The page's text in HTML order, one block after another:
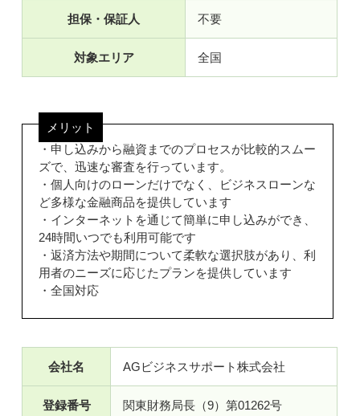
担保・保証人 不要
対象エリア 全国
メリット
・申し込みから融資までのプロセスが比較的スムー
ズで、迅速な審査を行っています。
・個人向けのローンだけでなく、ビジネスローンな
ど多様な金融商品を提供しています
・インターネットを通じて簡単に申し込みができ、
24時間いつでも利用可能です
・返済方法や期間について柔軟な選択肢があり、利
用者のニーズに応じたプランを提供しています
・全国対応
会社名 AGビジネスサポート株式会社
登録番号 関東財務局長（9）第01262号